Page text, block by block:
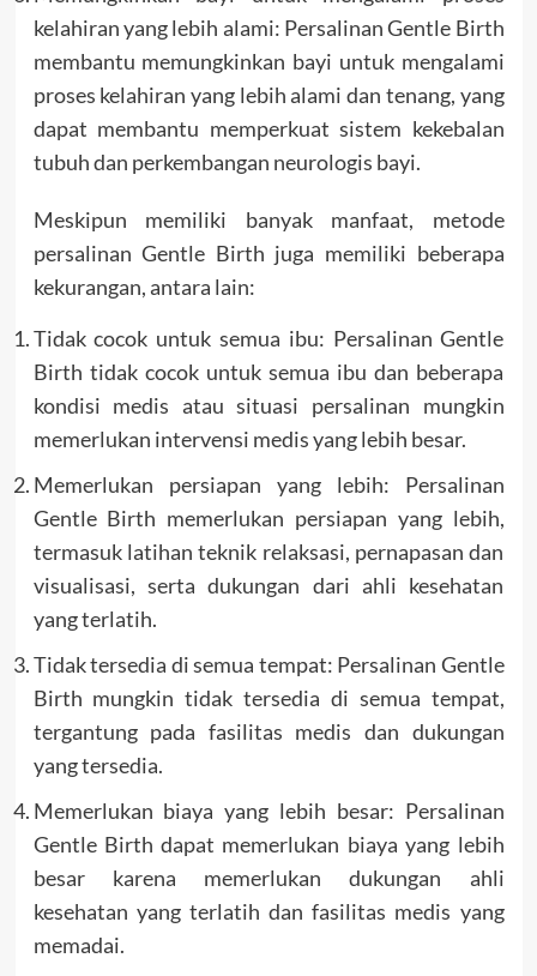
kelahiran yang lebih alami: Persalinan Gentle Birth
membantu memungkinkan bayi untuk mengalami
proses kelahiran yang lebih alami dan tenang, yang
dapat membantu memperkuat sistem kekebalan
tubuh dan perkembangan neurologis bayi.
Meskipun memiliki banyak manfaat, metode
persalinan Gentle Birth juga memiliki beberapa
kekurangan, antara lain:
Tidak cocok untuk semua ibu: Persalinan Gentle
Birth tidak cocok untuk semua ibu dan beberapa
kondisi medis atau situasi persalinan mungkin
memerlukan intervensi medis yang lebih besar.
Memerlukan persiapan yang lebih: Persalinan
Gentle Birth memerlukan persiapan yang lebih,
termasuk latihan teknik relaksasi, pernapasan dan
visualisasi, serta dukungan dari ahli kesehatan
yang terlatih.
Tidak tersedia di semua tempat: Persalinan Gentle
Birth mungkin tidak tersedia di semua tempat,
tergantung pada fasilitas medis dan dukungan
yang tersedia.
Memerlukan biaya yang lebih besar: Persalinan
Gentle Birth dapat memerlukan biaya yang lebih
besar karena memerlukan dukungan ahli
kesehatan yang terlatih dan fasilitas medis yang
memadai.